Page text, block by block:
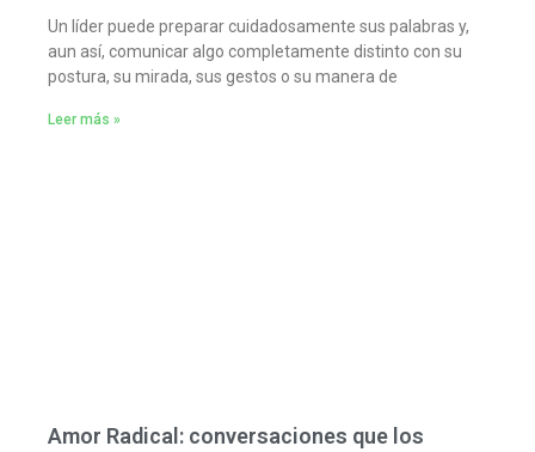
Un líder puede preparar cuidadosamente sus palabras y,
aun así, comunicar algo completamente distinto con su
postura, su mirada, sus gestos o su manera de
Leer más »
Amor Radical: conversaciones que los